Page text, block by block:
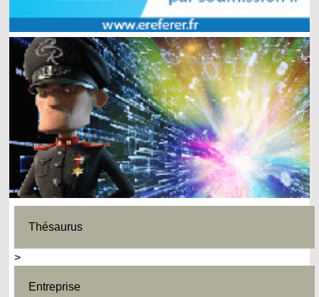
Thésaurus
>
Entreprise